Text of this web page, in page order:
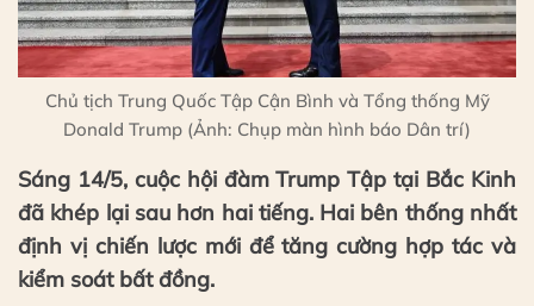
Chủ tịch Trung Quốc Tập Cận Bình và Tổng thống Mỹ
Donald Trump (Ảnh: Chụp màn hình báo Dân trí)
Sáng 14/5, cuộc hội đàm Trump Tập tại Bắc Kinh
đã khép lại sau hơn hai tiếng. Hai bên thống nhất
định vị chiến lược mới để tăng cường hợp tác và
kiểm soát bất đồng.